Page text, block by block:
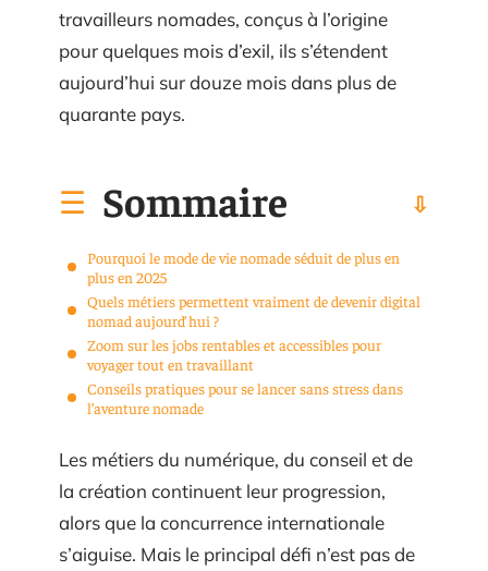
travailleurs nomades, conçus à l’origine
pour quelques mois d’exil, ils s’étendent
aujourd’hui sur douze mois dans plus de
quarante pays.
Sommaire
Pourquoi le mode de vie nomade séduit de plus en
plus en 2025
Quels métiers permettent vraiment de devenir digital
nomad aujourd’hui ?
Zoom sur les jobs rentables et accessibles pour
voyager tout en travaillant
Conseils pratiques pour se lancer sans stress dans
l’aventure nomade
Les métiers du numérique, du conseil et de
la création continuent leur progression,
alors que la concurrence internationale
s’aiguise. Mais le principal défi n’est pas de